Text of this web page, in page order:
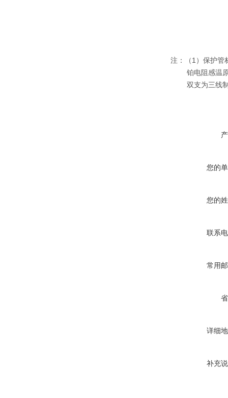
注：（1）保护管
铂电阻感温原
双支为三线制
您的
您的
联系
常用
详细
补充